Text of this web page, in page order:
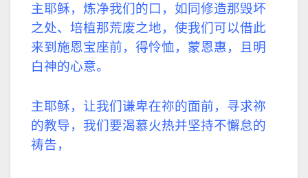
主耶稣，炼净我们的口，如同修造那毁坏
之处、培植那荒废之地，使我们可以借此
来到施恩宝座前，得怜恤，蒙恩惠，且明
白神的心意。
主耶稣，让我们谦卑在祢的面前，寻求祢
的教导，我们要渴慕火热并坚持不懈怠的
祷告，